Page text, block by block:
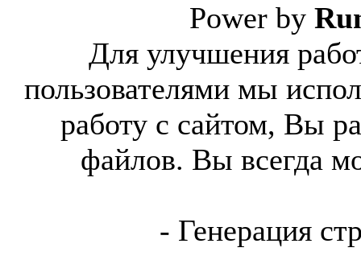
Power by
Для улучшения
пользователями мы
работу с сайтом, Вы
файлов. Вы всегда
- Генерация